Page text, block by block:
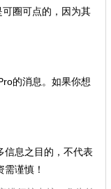
圈可点的，因为其
的消息。如果你想
信息之目的，不代表
谨慎！